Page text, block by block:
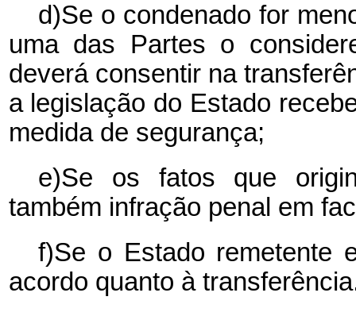
d)Se o condenado for
uma das Partes o
deverá consentir na
a legislação do Estado
medida de segurança;
e)Se os fatos que
também infração penal em
f)Se o Estado remetente
acordo quanto à